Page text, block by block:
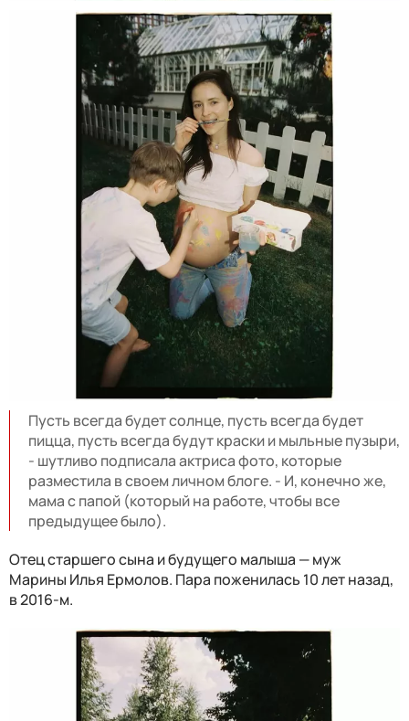
Пусть всегда будет солнце, пусть всегда будет
пицца, пусть всегда будут краски и мыльные пузыри,
- шутливо подписала актриса фото, которые
разместила в своем личном блоге. - И, конечно же,
мама с папой (который на работе, чтобы все
предыдущее было).
Отец старшего сына и будущего малыша — муж
Марины Илья Ермолов. Пара поженилась 10 лет назад,
в 2016-м.